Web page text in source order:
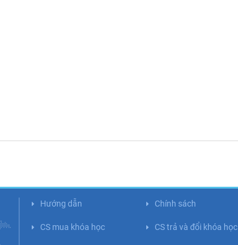
Hướng dẫn Chính sách
CS mua khóa học CS trả và đổi khóa học